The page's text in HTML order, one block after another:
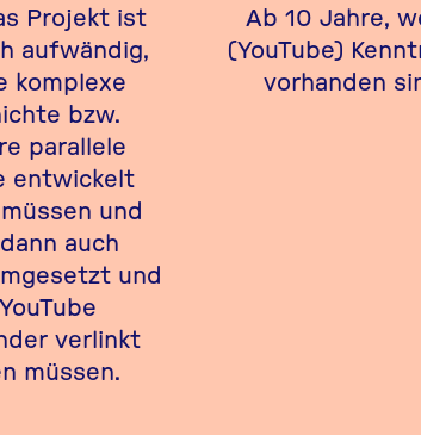
Projekt ist
aufwändig,
komplexe
bzw.
parallele
entwickelt
und
auch
und
verlinkt
müssen.
Ab 10 Jahre,
(YouTube)
vorhanden